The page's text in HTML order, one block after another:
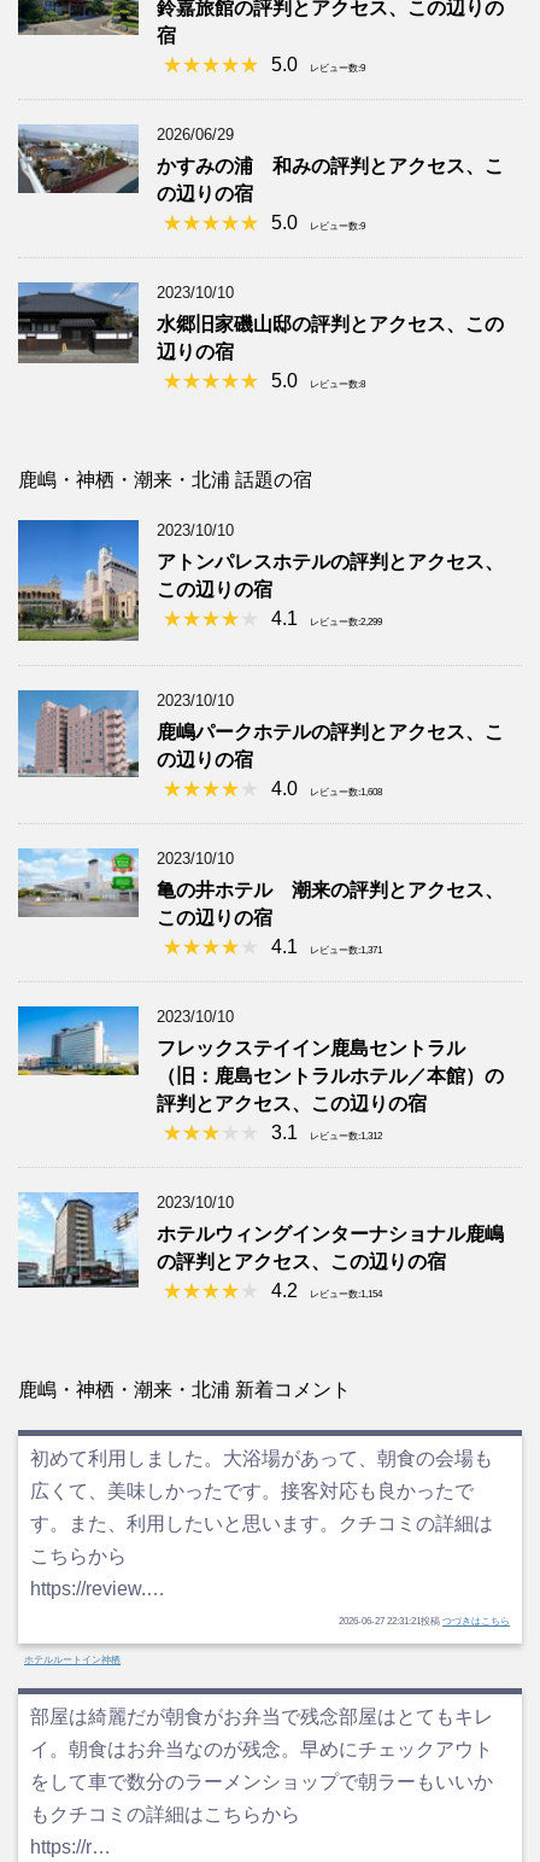
鈴嘉旅館の評判とアクセス、この辺りの
宿
5.0
レビュー数:9
2026/06/29
かすみの浦 和みの評判とアクセス、こ
の辺りの宿
5.0
レビュー数:9
2023/10/10
水郷旧家磯山邸の評判とアクセス、この
辺りの宿
5.0
レビュー数:8
鹿嶋・神栖・潮来・北浦 話題の宿
2023/10/10
アトンパレスホテルの評判とアクセス、
この辺りの宿
4.1
レビュー数:2,299
2023/10/10
鹿嶋パークホテルの評判とアクセス、こ
の辺りの宿
4.0
レビュー数:1,608
2023/10/10
亀の井ホテル 潮来の評判とアクセス、
この辺りの宿
4.1
レビュー数:1,371
2023/10/10
フレックステイイン鹿島セントラル
（旧：鹿島セントラルホテル／本館）の
評判とアクセス、この辺りの宿
3.1
レビュー数:1,312
2023/10/10
ホテルウィングインターナショナル鹿嶋
の評判とアクセス、この辺りの宿
4.2
レビュー数:1,154
鹿嶋・神栖・潮来・北浦 新着コメント
初めて利用しました。大浴場があって、朝食の会場も
広くて、美味しかったです。接客対応も良かったで
す。また、利用したいと思います。クチコミの詳細は
こちらから
https://review.…
2026-06-27 22:31:21投稿 つづきはこちら
ホテルルートイン神栖
部屋は綺麗だが朝食がお弁当で残念部屋はとてもキレ
イ。朝食はお弁当なのが残念。早めにチェックアウト
をして車で数分のラーメンショップで朝ラーもいいか
もクチコミの詳細はこちらから
https://r…